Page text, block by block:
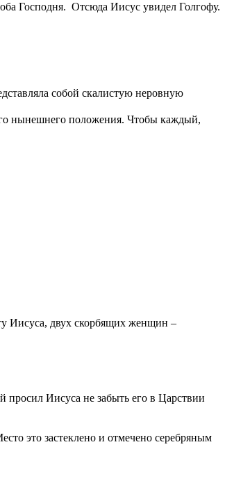
Господня. Отсюда Иисус увидел Голгофу.
собой скалистую неровную
нынешнего положения. Чтобы каждый,
Иисуса, двух скорбящих женщин –
просил Иисуса не забыть его в Царствии
это застеклено и отмечено серебряным